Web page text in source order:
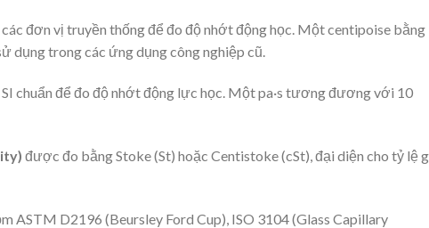
các đơn vị truyền thống để đo độ nhớt động học. Một centipoise bằng
dụng trong các ứng dụng công nghiệp cũ.
chuẩn để đo độ nhớt động lực học. Một pa·s tương đương với 10
được đo bằng Stoke (St) hoặc Centistoke (cSt), đại diện cho tỷ lệ
ASTM D2196 (Beursley Ford Cup), ISO 3104 (Glass Capillary